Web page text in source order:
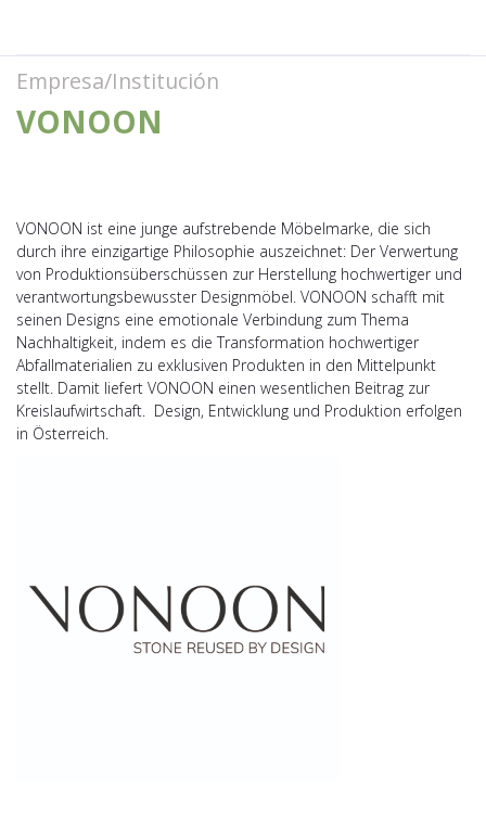
Empresa/Institución
VONOON
VONOON ist eine junge aufstrebende Möbelmarke, die sich
durch ihre einzigartige Philosophie auszeichnet: Der Verwertung
von Produktionsüberschüssen zur Herstellung hochwertiger und
verantwortungsbewusster Designmöbel. VONOON schafft mit
seinen Designs eine emotionale Verbindung zum Thema
Nachhaltigkeit, indem es die Transformation hochwertiger
Abfallmaterialien zu exklusiven Produkten in den Mittelpunkt
stellt. Damit liefert VONOON einen wesentlichen Beitrag zur
Kreislaufwirtschaft. Design, Entwicklung und Produktion erfolgen
in Österreich.